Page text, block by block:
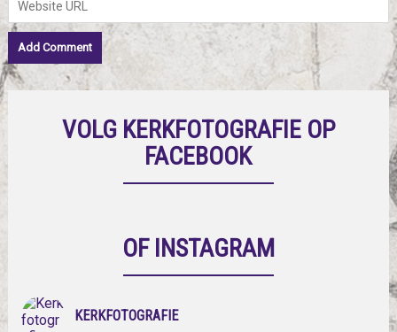
VOLG KERKFOTOGRAFIE OP
FACEBOOK
OF INSTAGRAM
KERKFOTOGRAFIE